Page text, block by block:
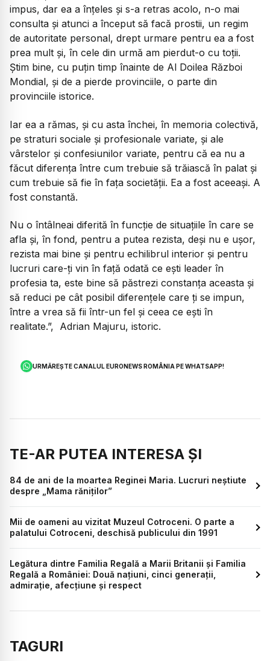
impus, dar ea a înțeles și s-a retras acolo, n-o mai
consulta și atunci a început să facă prostii, un regim
de autoritate personal, drept urmare pentru ea a fost
prea mult și, în cele din urmă am pierdut-o cu toții.
Știm bine, cu puțin timp înainte de Al Doilea Război
Mondial, și de a pierde provinciile, o parte din
provinciile istorice.
Iar ea a rămas, și cu asta închei, în memoria colectivă,
pe straturi sociale și profesionale variate, și ale
vârstelor și confesiunilor variate, pentru că ea nu a
făcut diferența între cum trebuie să trăiască în palat și
cum trebuie să fie în fața societății. Ea a fost aceeași. A
fost constantă.
Nu o întâlneai diferită în funcție de situațiile în care se
afla și, în fond, pentru a putea rezista, deși nu e ușor,
rezista mai bine și pentru echilibrul interior și pentru
lucruri care-ți vin în față odată ce ești leader în
profesia ta, este bine să păstrezi constanța aceasta și
să reduci pe cât posibil diferențele care ți se impun,
între a vrea să fii într-un fel și ceea ce ești în
realitate.”, Adrian Majuru, istoric.
URMĂREȘTE CANALUL EURONEWS ROMÂNIA PE WHATSAPP!
TE-AR PUTEA INTERESA ȘI
84 de ani de la moartea Reginei Maria. Lucruri neștiute
despre „Mama răniţilor”
Mii de oameni au vizitat Muzeul Cotroceni. O parte a
palatului Cotroceni, deschisă publicului din 1991
Legătura dintre Familia Regală a Marii Britanii și Familia
Regală a României: Două națiuni, cinci generații,
admirație, afecțiune și respect
TAGURI